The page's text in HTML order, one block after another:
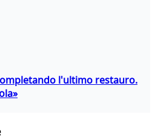
l'ultimo restauro.